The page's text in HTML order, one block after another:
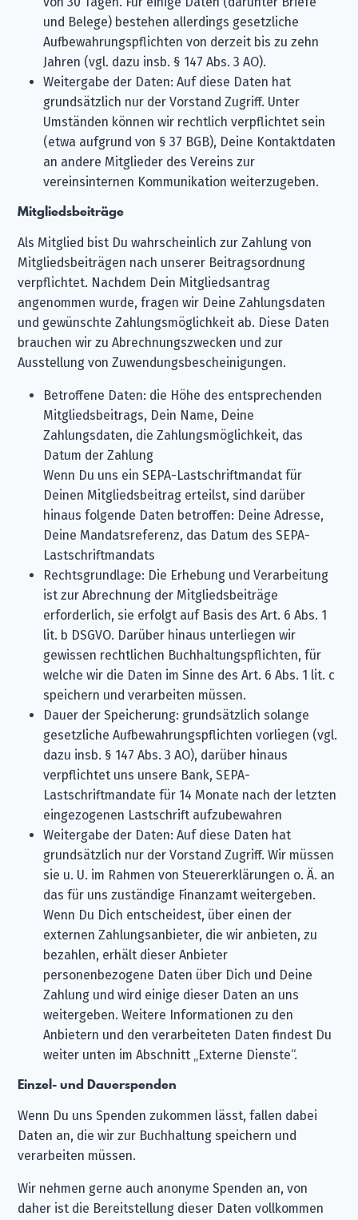
und Belege) bestehen allerdings gesetzliche
Aufbewahrungspflichten von derzeit bis zu zehn
Jahren (vgl. dazu insb. § 147 Abs. 3 AO).
Weitergabe der Daten: Auf diese Daten hat
grundsätzlich nur der Vorstand Zugriff. Unter
Umständen können wir rechtlich verpflichtet sein
(etwa aufgrund von § 37 BGB), Deine Kontaktdaten
an andere Mitglieder des Vereins zur
vereinsinternen Kommunikation weiterzugeben.
Mitgliedsbeiträge
Als Mitglied bist Du wahrscheinlich zur Zahlung von
Mitgliedsbeiträgen nach unserer Beitragsordnung
verpflichtet. Nachdem Dein Mitgliedsantrag
angenommen wurde, fragen wir Deine Zahlungsdaten
und gewünschte Zahlungsmöglichkeit ab. Diese Daten
brauchen wir zu Abrechnungszwecken und zur
Ausstellung von Zuwendungsbescheinigungen.
Betroffene Daten: die Höhe des entsprechenden
Mitgliedsbeitrags, Dein Name, Deine
Zahlungsdaten, die Zahlungsmöglichkeit, das
Datum der Zahlung
Wenn Du uns ein SEPA-Lastschriftmandat für
Deinen Mitgliedsbeitrag erteilst, sind darüber
hinaus folgende Daten betroffen: Deine Adresse,
Deine Mandatsreferenz, das Datum des SEPA-
Lastschriftmandats
Rechtsgrundlage: Die Erhebung und Verarbeitung
ist zur Abrechnung der Mitgliedsbeiträge
erforderlich, sie erfolgt auf Basis des Art. 6 Abs. 1
lit. b DSGVO. Darüber hinaus unterliegen wir
gewissen rechtlichen Buchhaltungspflichten, für
welche wir die Daten im Sinne des Art. 6 Abs. 1 lit. c
speichern und verarbeiten müssen.
Dauer der Speicherung: grundsätzlich solange
gesetzliche Aufbewahrungspflichten vorliegen (vgl.
dazu insb. § 147 Abs. 3 AO), darüber hinaus
verpflichtet uns unsere Bank, SEPA-
Lastschriftmandate für 14 Monate nach der letzten
eingezogenen Lastschrift aufzubewahren
Weitergabe der Daten: Auf diese Daten hat
grundsätzlich nur der Vorstand Zugriff. Wir müssen
sie u. U. im Rahmen von Steuererklärungen o. Ä. an
das für uns zuständige Finanzamt weitergeben.
Wenn Du Dich entscheidest, über einen der
externen Zahlungsanbieter, die wir anbieten, zu
bezahlen, erhält dieser Anbieter
personenbezogene Daten über Dich und Deine
Zahlung und wird einige dieser Daten an uns
weitergeben. Weitere Informationen zu den
Anbietern und den verarbeiteten Daten findest Du
weiter unten im Abschnitt „Externe Dienste“.
Einzel- und Dauerspenden
Wenn Du uns Spenden zukommen lässt, fallen dabei
Daten an, die wir zur Buchhaltung speichern und
verarbeiten müssen.
Wir nehmen gerne auch anonyme Spenden an, von
daher ist die Bereitstellung dieser Daten vollkommen